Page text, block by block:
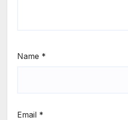
Name *
Email *